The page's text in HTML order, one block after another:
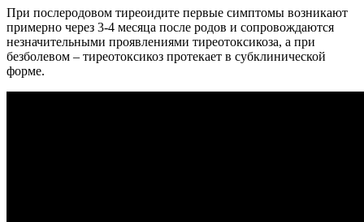
При послеродовом тиреоидите первые симптомы возникают
примерно через 3-4 месяца после родов и сопровождаются
незначительными проявлениями тиреотоксикоза, а при
безболевом – тиреотоксикоз протекает в субклинической
форме.